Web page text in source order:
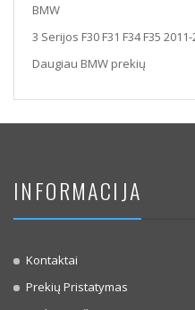
BMW
3 Serijos F30 F31 F34 F35
Daugiau BMW prekių
INFORMACIJA
Kontaktai
Prekių Pristatymas